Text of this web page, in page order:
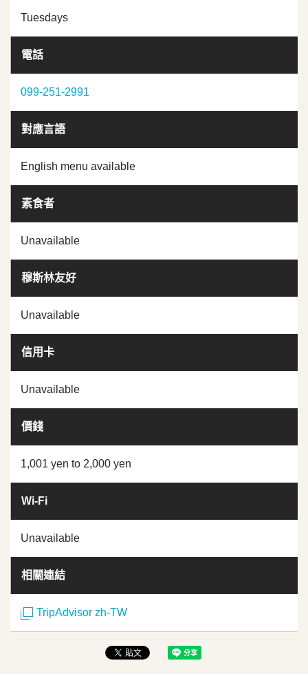
Tuesdays
電話
099-251-2991
對應言語
English menu available
素食者
Unavailable
穆斯林友好
Unavailable
信用卡
Unavailable
價錢
1,001 yen to 2,000 yen
Wi-Fi
Unavailable
相關連結
TripAdvisor zh-TW